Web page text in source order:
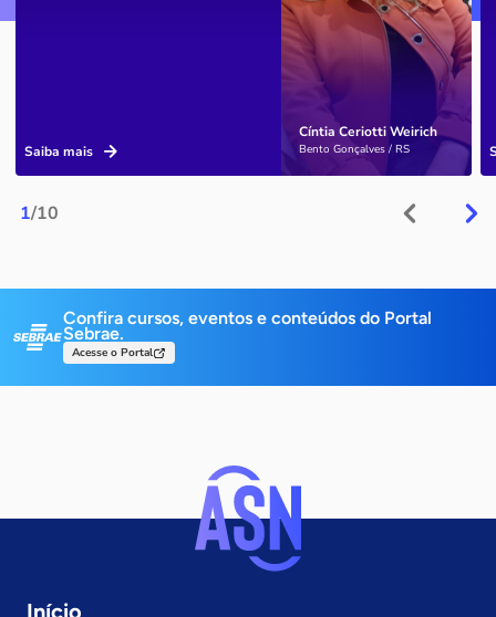
1/10
Cíntia Ceriotti Weirich
Bento Gonçalves / RS
Saiba mais
Confira cursos, eventos e conteúdos do Portal
Sebrae.
Acesse o Portal